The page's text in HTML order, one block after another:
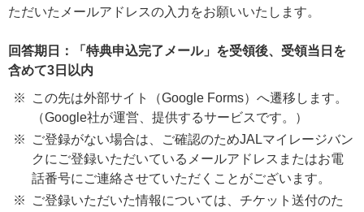
ただいたメールアドレスの入力をお願いいたします。
回答期日：「特典申込完了メール」を受領後、受領当日を
含めて3日以内
この先は外部サイト（Google Forms）へ遷移します。
（Google社が運営、提供するサービスです。）
ご登録がない場合は、ご確認のためJALマイレージバン
クにご登録いただいているメールアドレスまたはお電
話番号にご連絡させていただくことがございます。
ご登録いただいた情報については、チケット送付のた